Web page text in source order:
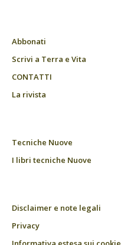
Abbonati
Scrivi a Terra e Vita
CONTATTI
La rivista
Tecniche Nuove
I libri tecniche Nuove
Disclaimer e note legali
Privacy